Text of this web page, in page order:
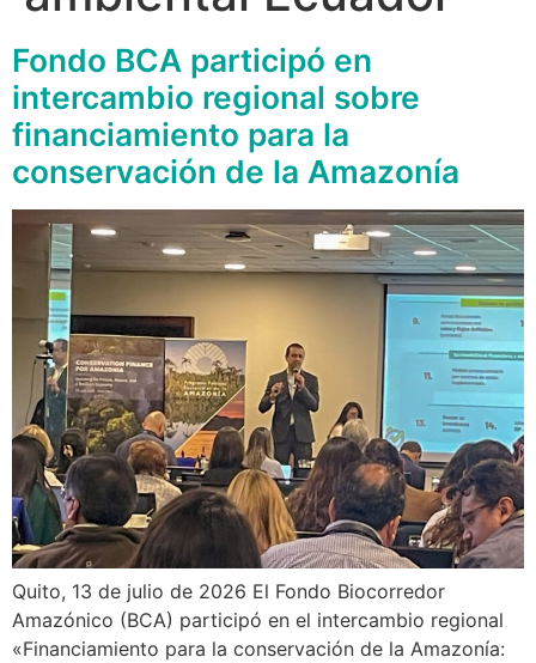
Fondo BCA participó en
intercambio regional sobre
financiamiento para la
conservación de la Amazonía
Quito, 13 de julio de 2026 El Fondo Biocorredor
Amazónico (BCA) participó en el intercambio regional
«Financiamiento para la conservación de la Amazonía: